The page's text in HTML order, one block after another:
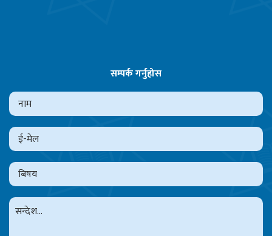
सम्पर्क गर्नुहोस